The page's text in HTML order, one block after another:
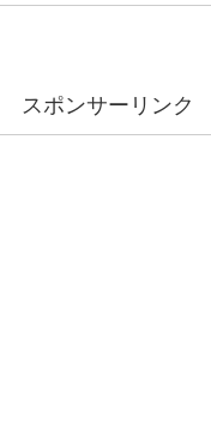
スポンサーリンク